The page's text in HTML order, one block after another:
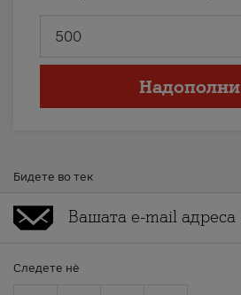
Надополни
Бидете во тек
Следете нè